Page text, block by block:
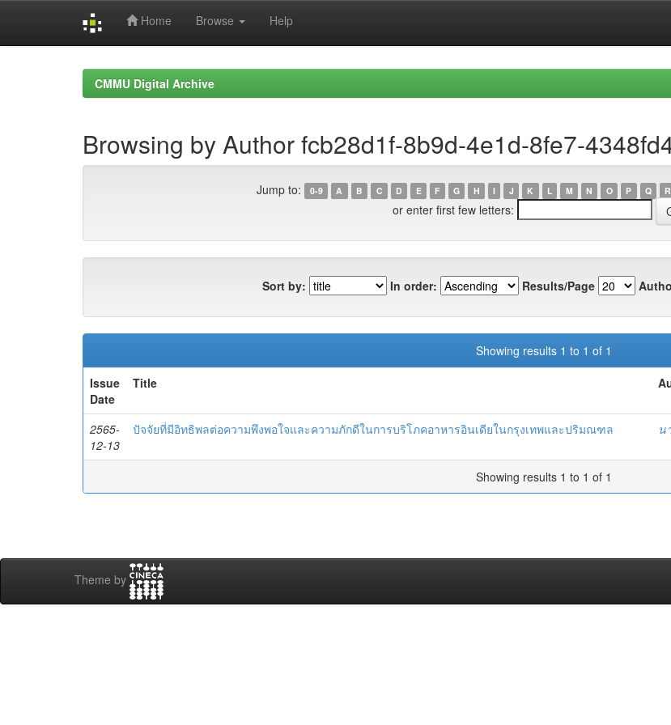
Home Browse Help
CMMU Digital Archive
Browsing by Author fcb28d1f-8b9d-4e1d-8fe7-
Jump to: 0-9 A B C D E F G H I J K L M N O P Q R
or enter first few letters:
Sort by: In order: Results/Page
Showing results 1 to 1 of 1
Issue
Date
Title
2565-
12-13
ปัจจัยที่มีอิทธิพลต่อความพึงพอใจและความภักดีในการบริโภคอาหารอินเดียในกรุงเทพและปริมณฑล น
Showing results 1 to 1 of 1
Theme by